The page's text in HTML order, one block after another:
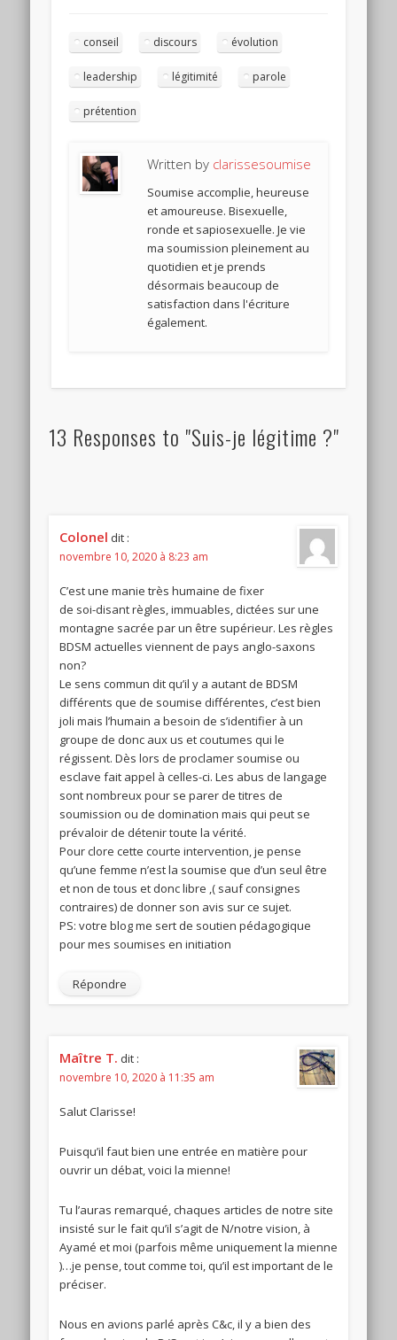
conseil discours évolution
leadership légitimité parole
prétention
Written by clarissesoumise
Soumise accomplie, heureuse
et amoureuse. Bisexuelle,
ronde et sapiosexuelle. Je vie
ma soumission pleinement au
quotidien et je prends
désormais beaucoup de
satisfaction dans l'écriture
également.
13 Responses to "Suis-je légitime ?"
Colonel dit :
novembre 10, 2020 à 8:23 am
C’est une manie très humaine de fixer
de soi-disant règles, immuables, dictées sur une
montagne sacrée par un être supérieur. Les règles
BDSM actuelles viennent de pays anglo-saxons
non?
Le sens commun dit qu’il y a autant de BDSM
différents que de soumise différentes, c’est bien
joli mais l’humain a besoin de s’identifier à un
groupe de donc aux us et coutumes qui le
régissent. Dès lors de proclamer soumise ou
esclave fait appel à celles-ci. Les abus de langage
sont nombreux pour se parer de titres de
soumission ou de domination mais qui peut se
prévaloir de détenir toute la vérité.
Pour clore cette courte intervention, je pense
qu’une femme n’est la soumise que d’un seul être
et non de tous et donc libre ,( sauf consignes
contraires) de donner son avis sur ce sujet.
PS: votre blog me sert de soutien pédagogique
pour mes soumises en initiation
Répondre
Maître T. dit :
novembre 10, 2020 à 11:35 am
Salut Clarisse!
Puisqu’il faut bien une entrée en matière pour
ouvrir un débat, voici la mienne!
Tu l’auras remarqué, chaques articles de notre site
insisté sur le fait qu’il s’agit de N/notre vision, à
Ayamé et moi (parfois même uniquement la mienne
)…je pense, tout comme toi, qu’il est important de le
préciser.
Nous en avions parlé après C&c, il y a bien des